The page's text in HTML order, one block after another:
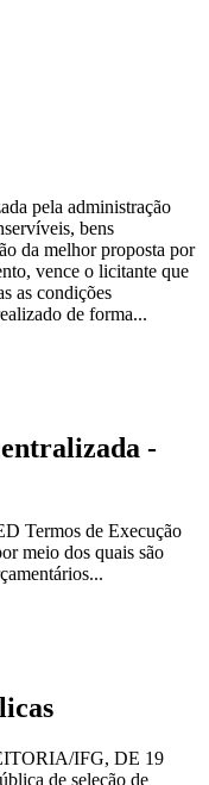
pela administração
bens
da melhor proposta por
vence o licitante que
as condições
de forma...
-
Termos de Execução
meio dos quais são
IFG, DE 19
de seleção de